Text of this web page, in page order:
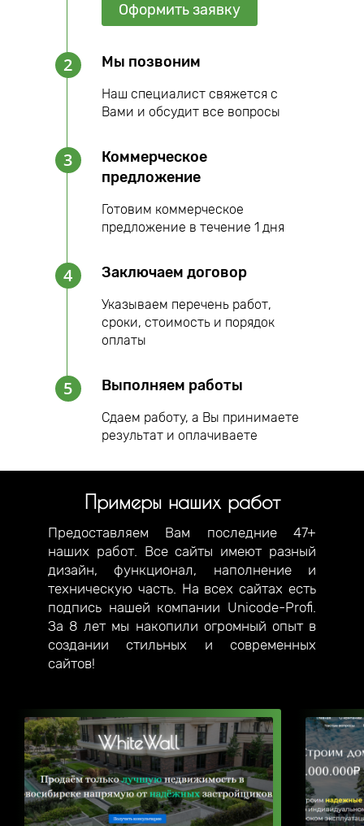
Оформить заявку
2 Мы позвоним
Наш специалист свяжется с
Вами и обсудит все вопросы
3
Коммерческое
предложение
Готовим коммерческое
предложение в течение 1 дня
4 Заключаем договор
Указываем перечень работ,
сроки, стоимость и порядок
оплаты
5 Выполняем работы
Сдаем работу, а Вы принимаете
результат и оплачиваете
Примеры наших работ
Предоставляем Вам последние 47+
наших работ. Все сайты имеют разный
дизайн, функционал, наполнение и
техническую часть. На всех сайтах есть
подпись нашей компании Unicode-Profi.
За 8 лет мы накопили огромный опыт в
создании стильных и современных
сайтов!